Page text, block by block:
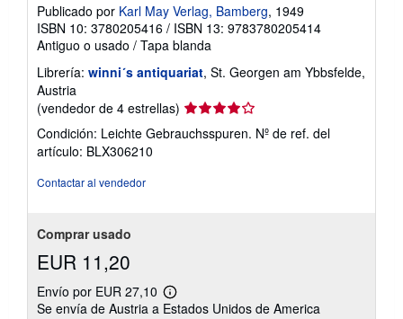
Publicado por Karl May Verlag, Bamberg, 1949
ISBN 10: 3780205416 / ISBN 13: 9783780205414
Antiguo o usado / Tapa blanda
Librería: winni´s antiquariat, St. Georgen am Ybbsfelde,
Austria
(vendedor de 4 estrellas) Calificación
del
vendedor:
Condición: Leichte Gebrauchsspuren. Nº de ref. del
artículo: BLX306210
Contactar al vendedor
Comprar usado
EUR 11,20
Envío por EUR 27,10
Más
información
Se envía de Austria a Estados Unidos de America